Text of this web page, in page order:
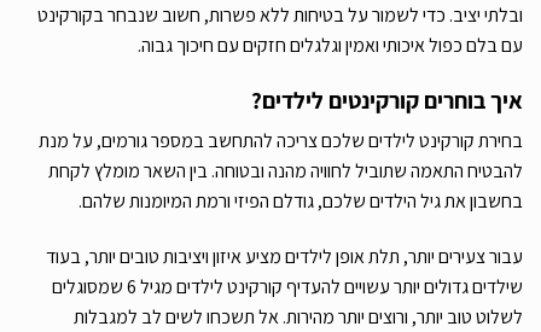
ובלתי יציב. כדי לשמור על בטיחות ללא פשרות, חשוב שנבחר בקורקינט
עם בלם כפול איכותי ואמין וגלגלים חזקים עם חיכוך גבוה.
איך בוחרים קורקינטים לילדים?
בחירת קורקינט לילדים שלכם צריכה להתחשב במספר גורמים, על מנת
להבטיח התאמה שתוביל לחוויה מהנה ובטוחה. בין השאר מומלץ לקחת
בחשבון את גיל הילדים שלכם, גודלם הפיזי ורמת המיומנות שלהם.
עבור צעירים יותר, תלת אופן לילדים מציע איזון ויציבות טובים יותר, בעוד
שילדים גדולים יותר עשויים להעדיף קורקינט לילדים מגיל 6 שמסוגלים
לשלוט טוב יותר, ורוצים יותר מהירות. אל תשכחו לשים לב למגבלות